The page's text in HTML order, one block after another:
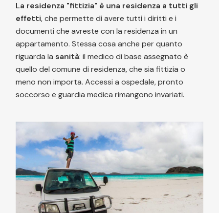
La residenza "fittizia" è una residenza a tutti gli
effetti, che permette di avere tutti i diritti e i
documenti che avreste con la residenza in un
appartamento. Stessa cosa anche per quanto
riguarda la sanità: il medico di base assegnato è
quello del comune di residenza, che sia fittizia o
meno non importa. Accessi a ospedale, pronto
soccorso e guardia medica rimangono invariati.